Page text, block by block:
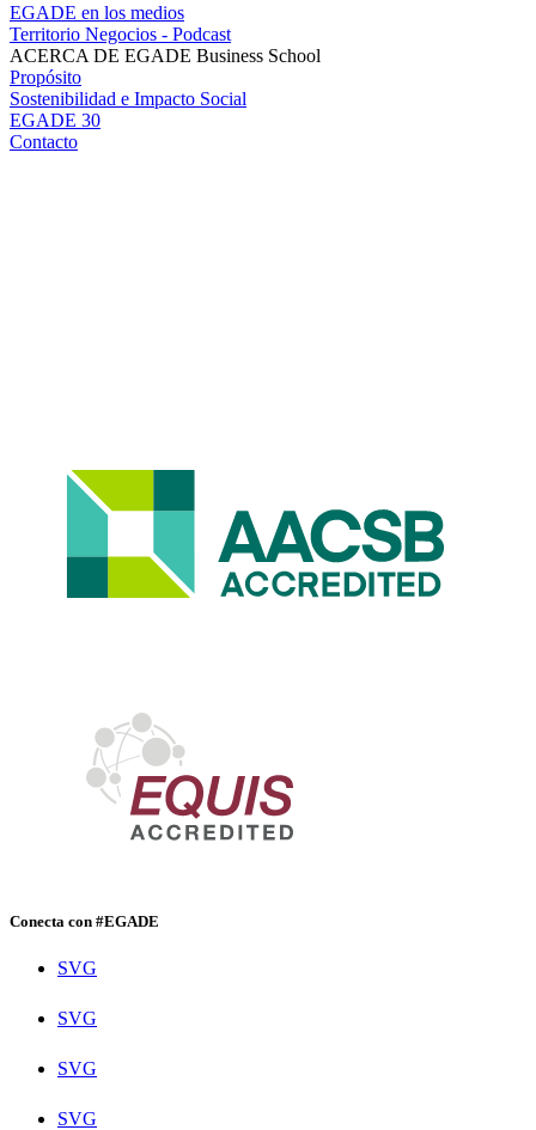
EGADE en los medios
Territorio Negocios - Podcast
ACERCA DE EGADE Business School
Propósito
Sostenibilidad e Impacto Social
EGADE 30
Contacto
Conecta con #EGADE
SVG
SVG
SVG
SVG